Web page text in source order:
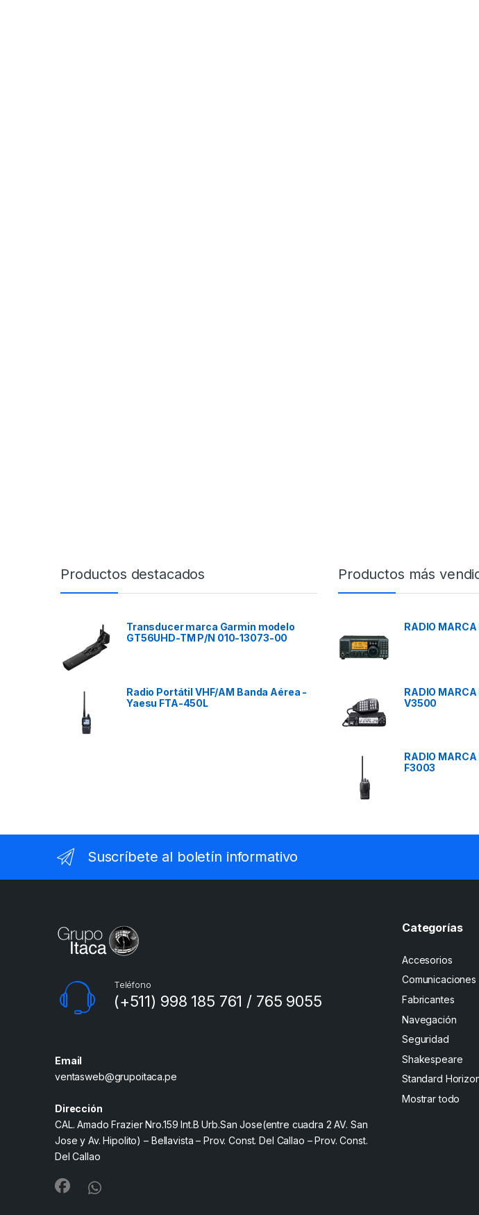
Productos destacados
Transducer marca Garmin modelo
GT56UHD-TM P/N 010-13073-00
Radio Portátil VHF/AM Banda Aérea -
Yaesu FTA-450L
Productos más
RADIO
RADIO MARCA
V3500
RADIO MARCA
F3003
Suscríbete al boletín informativo
Teléfono
(+511) 998 185 761 / 765 9055
Email
ventasweb@grupoitaca.pe
Dirección
CAL. Amado Frazier Nro.159 Int.B Urb.San Jose(entre cuadra 2 AV. San
Jose y Av. Hipolito) – Bellavista – Prov. Const. Del Callao – Prov. Const.
Del Callao
Categorías
Accesorios
Comunicaciones
Fabricantes
Navegación
Seguridad
Shakespeare
Standard
Mostrar todo